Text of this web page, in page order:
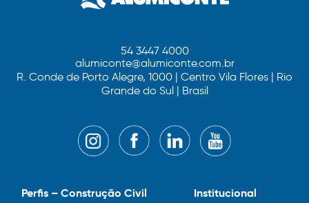
54 3447 4000
alumiconte@alumiconte.com.br
R. Conde de Porto Alegre, 1000 | Centro Vila Flores | Rio
Grande do Sul | Brasil
Institucional
Perfis – Construção Civil